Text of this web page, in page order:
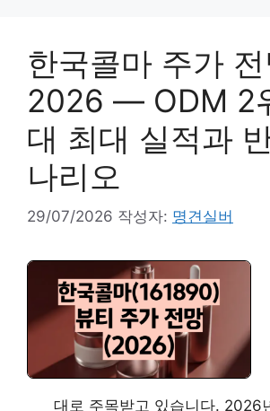
한국콜마 주가
2026 — ODM 2
대 최대 실적과
나리오
29/07/2026 작성자: 명견실버
대로 주목받고 있습니다. 2026